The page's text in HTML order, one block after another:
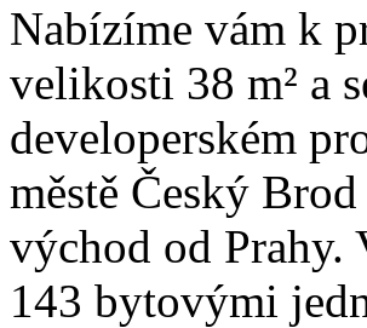
Nabízíme vám k
velikosti 38 m² a
developerském
městě Český
východ od
143 bytovými